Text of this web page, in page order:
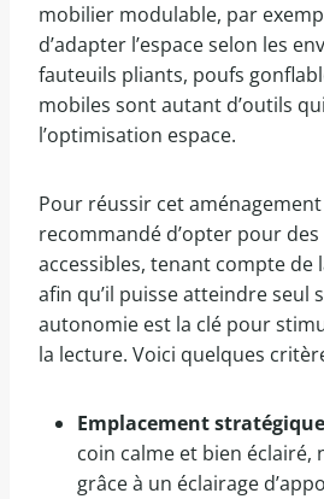
mobilier modulable, par
d’adapter l’espace selon les
fauteuils pliants, poufs
mobiles sont autant d’outils
l’optimisation espace.
Pour réussir cet
recommandé d’opter pour
accessibles, tenant compte de
afin qu’il puisse atteindre seul
autonomie est la clé pour
la lecture. Voici quelques
Emplacement
coin calme et bien éclairé,
grâce à un éclairage